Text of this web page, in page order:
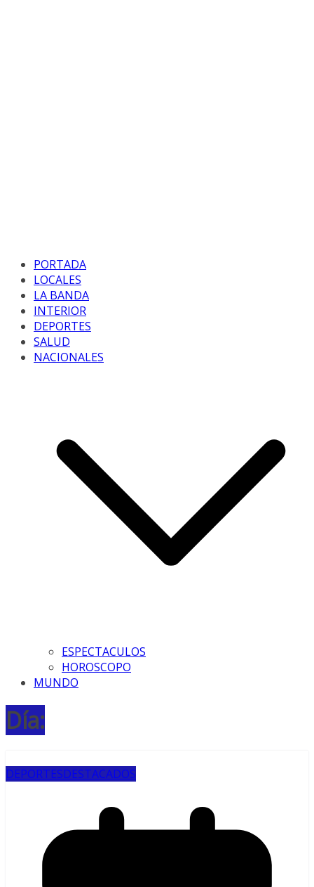
PORTADA
LOCALES
LA BANDA
INTERIOR
DEPORTES
SALUD
NACIONALES
ESPECTACULOS
HOROSCOPO
MUNDO
Día:
DEPORTESDESTACADOS